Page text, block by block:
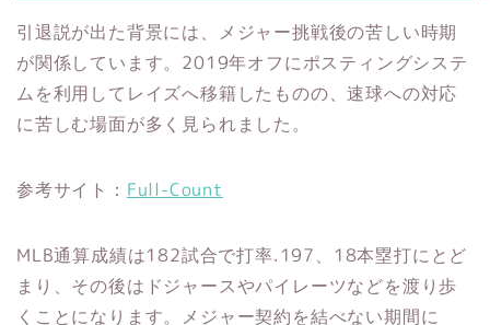
引退説が出た背景には、メジャー挑戦後の苦しい時期
が関係しています。2019年オフにポスティングシステ
ムを利用してレイズへ移籍したものの、速球への対応
に苦しむ場面が多く見られました。
参考サイト： Full-Count
MLB通算成績は182試合で打率.197、18本塁打にとど
まり、その後はドジャースやパイレーツなどを渡り歩
くことになります。メジャー契約を結べない期間に